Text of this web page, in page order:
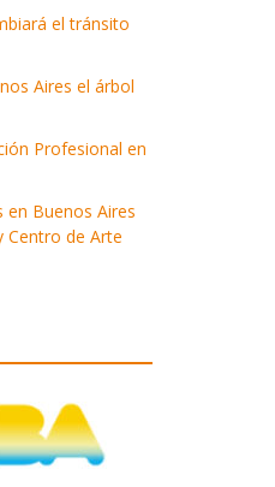
el tránsito
Aires el árbol
Profesional en
en Buenos Aires
Centro de Arte